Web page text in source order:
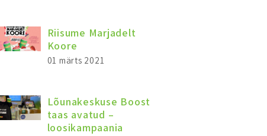
Riisume Marjadelt
Koore
01 märts 2021
Lõunakeskuse Boost
taas avatud –
loosikampaania